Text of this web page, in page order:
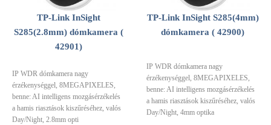
TP-Link InSight
S285(2.8mm) dómkamera (
42901)
IP WDR dómkamera nagy
érzékenységgel, 8MEGAPIXELES,
benne: AI intelligens mozgásérzékelés
a hamis riasztások kiszűréséhez, valós
Day/Night, 2.8mm opti
TP-Link InSight S285(4mm)
dómkamera ( 42900)
IP WDR dómkamera nagy
érzékenységgel, 8MEGAPIXELES,
benne: AI intelligens mozgásérzékelés
a hamis riasztások kiszűréséhez, valós
Day/Night, 4mm optika